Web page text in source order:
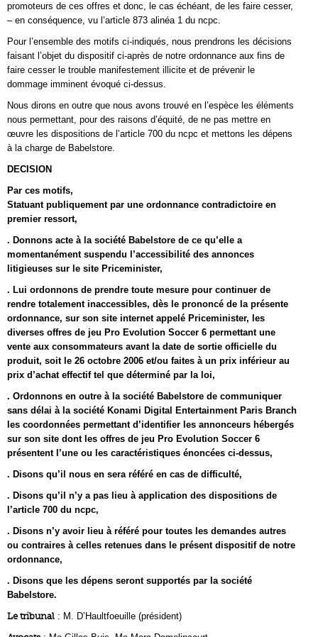
promoteurs de ces offres et donc, le cas échéant, de les faire cesser,
– en conséquence, vu l’article 873 alinéa 1 du ncpc.
Pour l’ensemble des motifs ci-indiqués, nous prendrons les décisions
faisant l’objet du dispositif ci-après de notre ordonnance aux fins de
faire cesser le trouble manifestement illicite et de prévenir le
dommage imminent évoqué ci-dessus.
Nous dirons en outre que nous avons trouvé en l’espèce les éléments
nous permettant, pour des raisons d’équité, de ne pas mettre en
œuvre les dispositions de l’article 700 du ncpc et mettons les dépens
à la charge de Babelstore.
DECISION
Par ces motifs,
Statuant publiquement par une ordonnance contradictoire en
premier ressort,
. Donnons acte à la société Babelstore de ce qu’elle a
momentanément suspendu l’accessibilité des annonces
litigieuses sur le site Priceminister,
. Lui ordonnons de prendre toute mesure pour continuer de
rendre totalement inaccessibles, dès le prononcé de la présente
ordonnance, sur son site internet appelé Priceminister, les
diverses offres de jeu Pro Evolution Soccer 6 permettant une
vente aux consommateurs avant la date de sortie officielle du
produit, soit le 26 octobre 2006 et/ou faites à un prix inférieur au
prix d’achat effectif tel que déterminé par la loi,
. Ordonnons en outre à la société Babelstore de communiquer
sans délai à la société Konami Digital Entertainment Paris Branch
les coordonnées permettant d’identifier les annonceurs hébergés
sur son site dont les offres de jeu Pro Evolution Soccer 6
présentent l’une ou les caractéristiques énoncées ci-dessus,
. Disons qu’il nous en sera référé en cas de difficulté,
. Disons qu’il n’y a pas lieu à application des dispositions de
l’article 700 du ncpc,
. Disons n’y avoir lieu à référé pour toutes les demandes autres
ou contraires à celles retenues dans le présent dispositif de notre
ordonnance,
. Disons que les dépens seront supportés par la société
Babelstore.
Le tribunal : M. D’Haultfoeuille (président)